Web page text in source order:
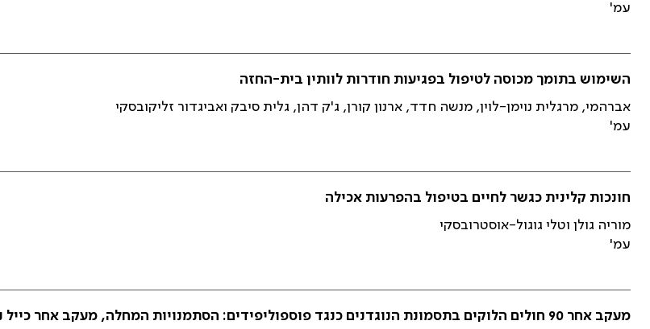
עמ'
השימוש בתומך מכוסה לטיפול בפגיעות חודרות לוותין בית-החזה
אברהמי, מרגלית נוימן-לוין, מנשה חדד, ארנון קורן, ג'ק דהן, גלית סיבק ואביגדור זליקובסקי
עמ'
חונכות קלינית כגשר לחיים בטיפול בהפרעות אכילה
מוריה גולן וטלי גוגול-אוסטרובסקי
עמ'
מעקב אחר 90 חולים הלוקים בתסמונת הנוגדנים כנגד פוספוליפידים: הסתמנויות המחלה, מעקב אחר